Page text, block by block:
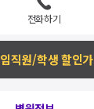
전화하기
임직원/학생 할인가